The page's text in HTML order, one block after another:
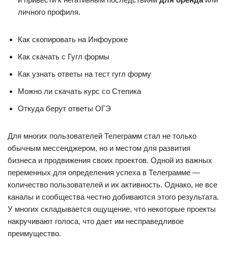
личного профиля.
Как скопировать на Инфоуроке
Как скачать с Гугл формы
Как узнать ответы на тест гугл форму
Можно ли скачать курс со Степика
Откуда берут ответы ОГЭ
Для многих пользователей Телеграмм стал не только
обычным мессенджером, но и местом для развития
бизнеса и продвижения своих проектов. Одной из важных
переменных для определения успеха в Телеграмме —
количество пользователей и их активность. Однако, не все
каналы и сообщества честно добиваются этого результата.
У многих складывается ощущение, что некоторые проекты
накручивают голоса, что дает им несправедливое
преимущество.